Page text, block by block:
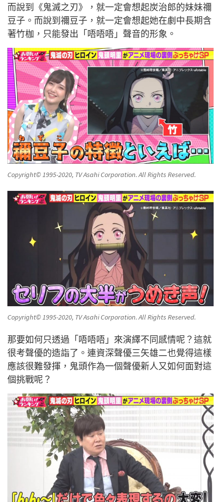
而說到《鬼滅之刃》，就一定會想起炭治郎的妹妹禰
豆子。而說到禰豆子，就一定會想起她在劇中長期含
著竹枷，只能發出「唔唔唔」聲音的形象。
Copyright© 1995-2020, TV Asahi Corporation. All Rights Reserved.
Copyright© 1995-2020, TV Asahi Corporation. All Rights Reserved.
那要如何只透過「唔唔唔」來演繹不同感情呢？這就
很考聲優的造詣了。連資深聲優三矢雄二也覺得這樣
應該很難發揮，鬼頭作為一個聲優新人又如何面對這
個挑戰呢？